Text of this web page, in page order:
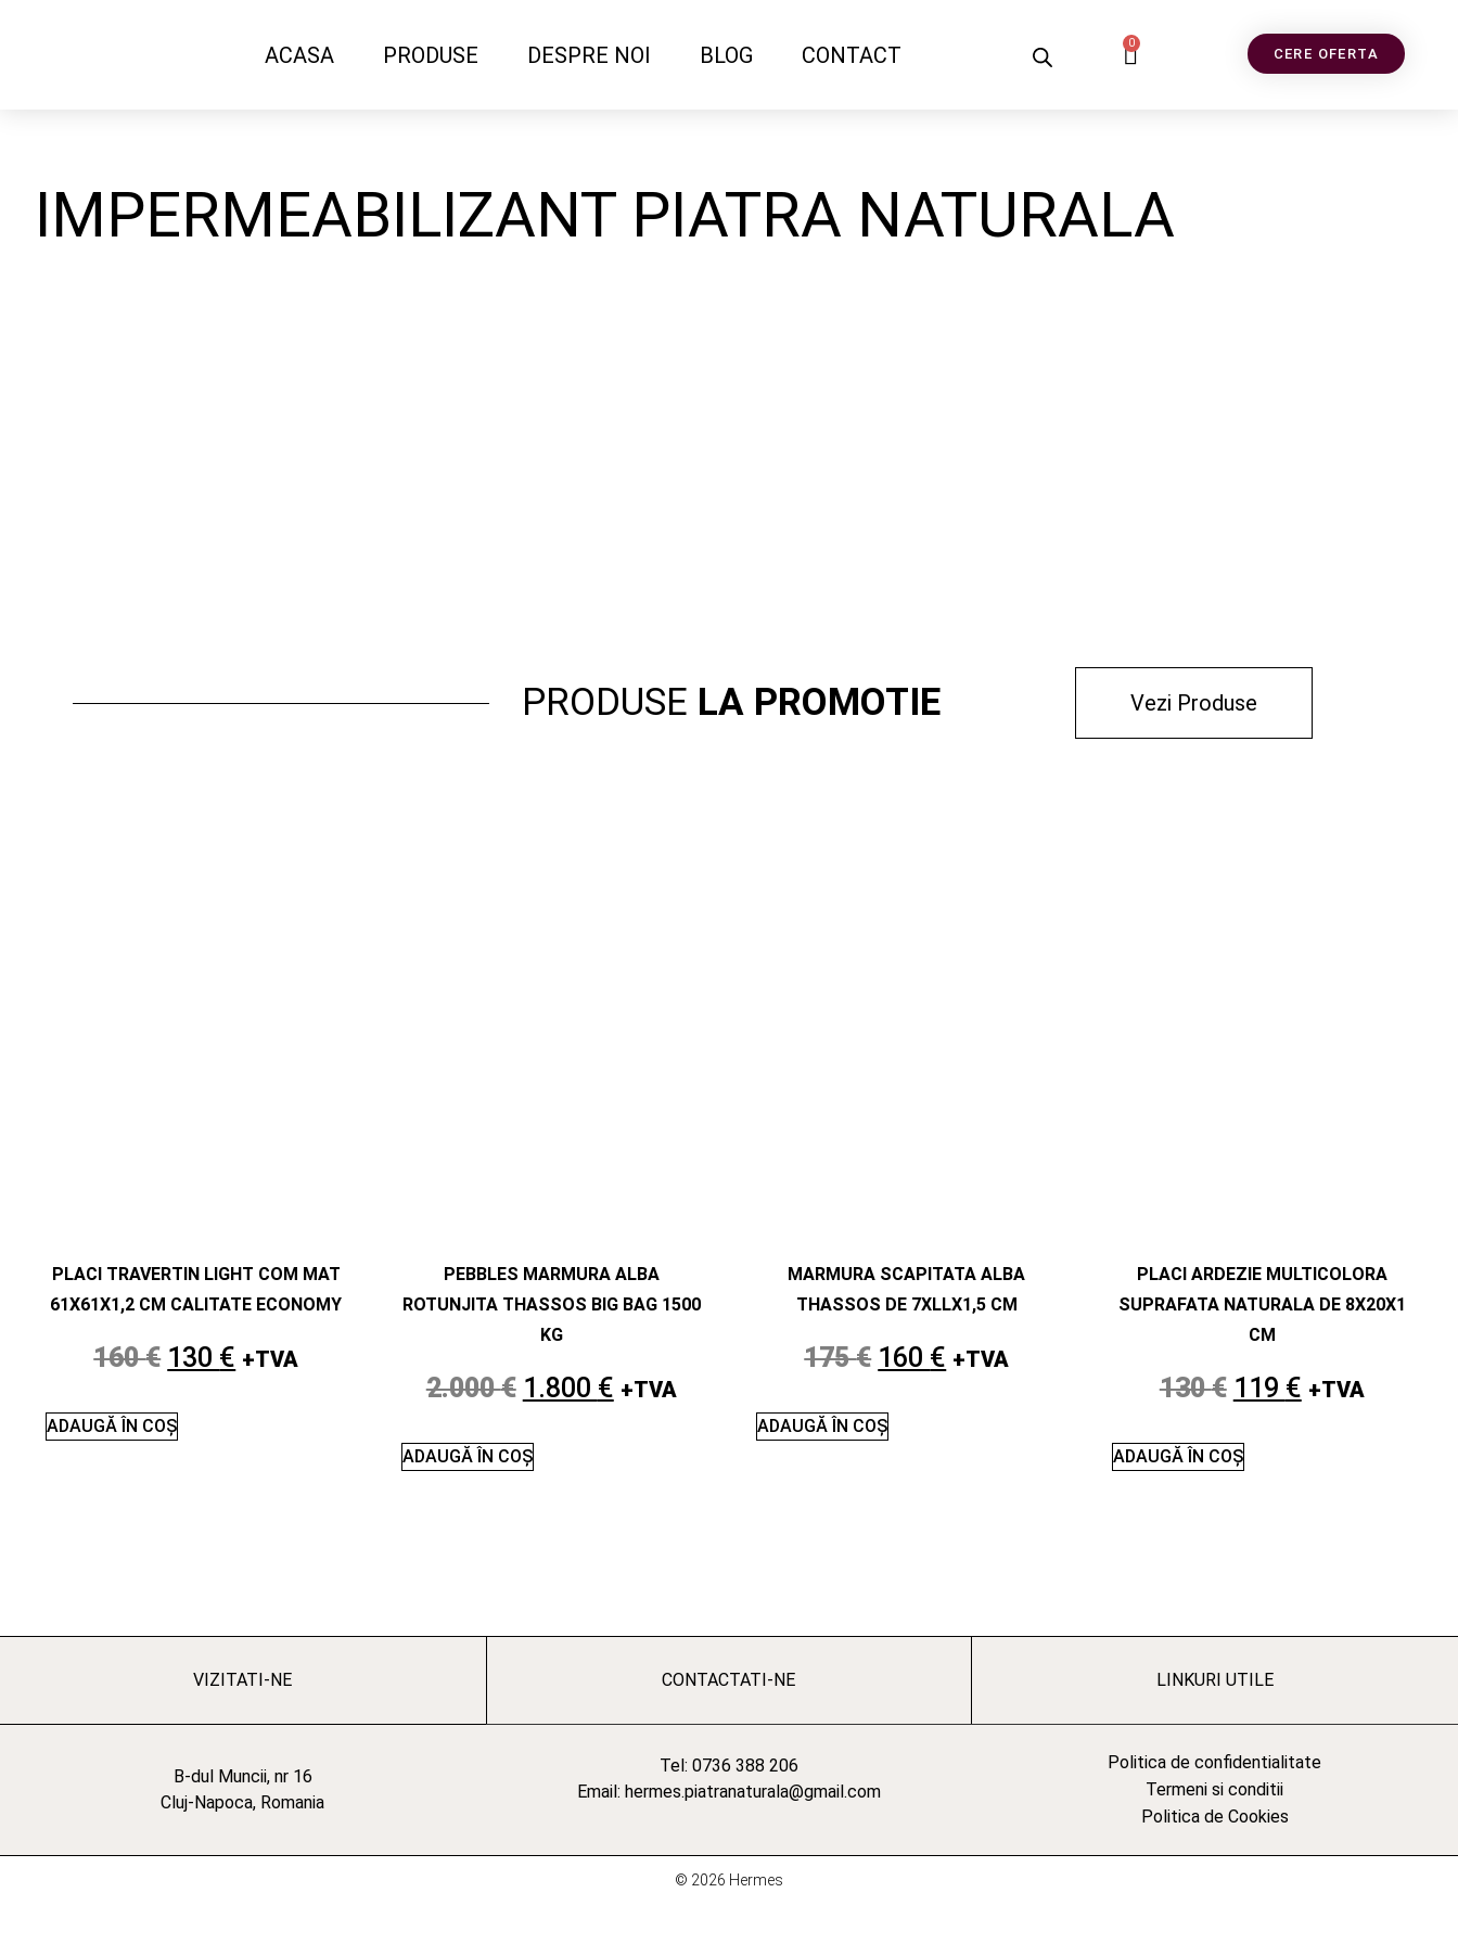
ACASA PRODUSE DESPRE NOI BLOG CONTACT 0
CERE OFERTA
IMPERMEABILIZANT PIATRA NATURALA
PRODUSE LA PROMOTIE Vezi Produse
PLACI TRAVERTIN LIGHT COM MAT
61X61X1,2 CM CALITATE ECONOMY
160€ 130 € +TVA
ADAUGĂ ÎN COȘ
PEBBLES MARMURA ALBA
ROTUNJITA THASSOS BIG BAG 1500
KG
2.000€ 1.800 € +TVA
ADAUGĂ ÎN COȘ
MARMURA SCAPITATA ALBA
THASSOS DE 7XLLX1,5 CM
175€ 160 € +TVA
ADAUGĂ ÎN COȘ
PLACI ARDEZIE MULTICOLORA
SUPRAFATA NATURALA DE 8X20X1
CM
130€ 119 € +TVA
ADAUGĂ ÎN COȘ
VIZITATI-NE
B-dul Muncii, nr 16
Cluj-Napoca, Romania
CONTACTATI-NE
Tel: 0736 388 206
Email: hermes.piatranaturala@gmail.com
LINKURI UTILE
Politica de confidentialitate
Termeni si conditii
Politica de Cookies
© 2026 Hermes